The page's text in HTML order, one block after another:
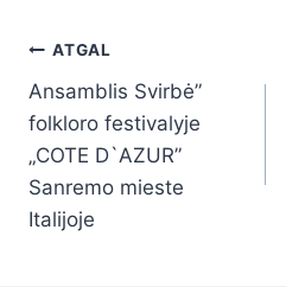
ATGAL
Ansamblis Svirbė”
folkloro festivalyje
„COTE D`AZUR”
Sanremo mieste
Italijoje